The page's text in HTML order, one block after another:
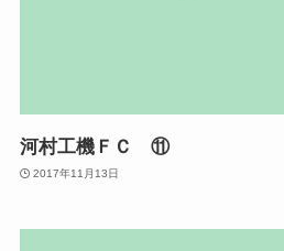
河村工機ＦＣ ⑪
2017年11月13日